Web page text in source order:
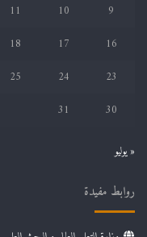
9
10
11
16
17
18
23
24
25
30
31
« يوليو
روابط مفيدة